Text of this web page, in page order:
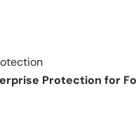
Protection for